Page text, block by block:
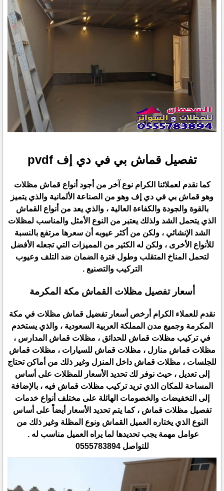
تفصيل قماش بي في دي إف pvdf
كما نقدم لعملائنا الكرام نوع آخر من أجود أنواع قماش مظلات
وهو قماش بي في دي إف وهو من الصناعة الألمانية والذي يتميز
بالقوة والجودة والكفاءة العالية ، والذي يعد من أنواع القماش
الذي يتحمل الشد ولذلك يعتبر من النوع الأمثل والمناسب لمظلات
الشد الإنشائي ، ولكن من أكثر عيوبه أن سعرها مرتفع بالنسبة
للأنواع الأخرى ، ولكن له الكثير من المميزات التي تجعله الأفضل
لتحمل المناخ المتقلب وطول فترة الضمان ضد التلف وعيوب
التركيب والتصنيع .
أسعار تفصيل مظلات القماش مكة المكرمة
نقدم للعملاء الكرام أرخص أسعار تفضيل قماش مظلات في مكة
المكرمة وجميع مدن المملكة العربية السعودية ، والذي يستخدم
في تركيب مظلات قماش للحدائق ، مظلات قماش المدارس ،
مظلات قماش منازل ، مظلات قماش للسيارات ، مظلات قماش
للجلسات ، مظلات قماش داخل المنزل وغير ذلك من أماكن تحتاج
إلى تعديل ، حيث نوفر لك تحديد الأسعار للمظلات على أساس
المساحة للمكان الذي تريد تركيب مظلات قماش فيه ، بالإضافة
إلى التخفيضات والخصومات الهائلة على مختلف أنواع خدمات
تفصيل مظلات قماش ، كما يتم تحديد الأسعار أيضاً على أساس
النوع الذي يختاره العميل القماش ونوع المظلة وغير ذلك من
عوامل مهمة يجب تحديدها لما يراه العميل مناسب له .
للتواصل 0555783894